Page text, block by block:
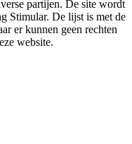
partijen. De site wordt
Stimular. De lijst is met de
er kunnen geen rechten
website.